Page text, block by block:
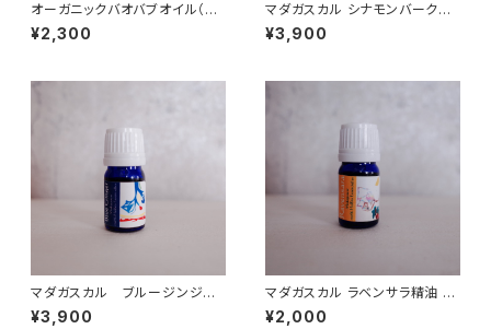
オーガニックバオバブオイル（セ
ネガル産) 50ml
¥2,300
マダガスカル シナモンバーク精
油 10ml オーガニック
¥3,900
マダガスカル ブルージンジャ
ー精油 10ml オーガニック
¥3,900
マダガスカル ラベンサラ精油 5
ml オーガニック
¥2,000